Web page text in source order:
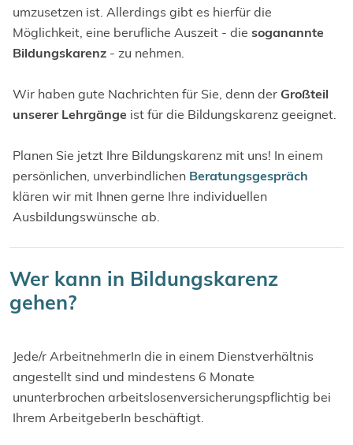
umzusetzen ist. Allerdings gibt es hierfür die
Möglichkeit, eine berufliche Auszeit - die soganannte
Bildungskarenz - zu nehmen.
Wir haben gute Nachrichten für Sie, denn der Großteil
unserer Lehrgänge ist für die Bildungskarenz geeignet.
Planen Sie jetzt Ihre Bildungskarenz mit uns! In einem
persönlichen, unverbindlichen Beratungsgespräch
klären wir mit Ihnen gerne Ihre individuellen
Ausbildungswünsche ab.
Wer kann in Bildungskarenz
gehen?
Jede/r ArbeitnehmerIn die in einem Dienstverhältnis
angestellt sind und mindestens 6 Monate
ununterbrochen arbeitslosenversicherungspflichtig bei
Ihrem ArbeitgeberIn beschäftigt.